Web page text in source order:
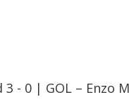
3 - 0 | GOL – Enzo